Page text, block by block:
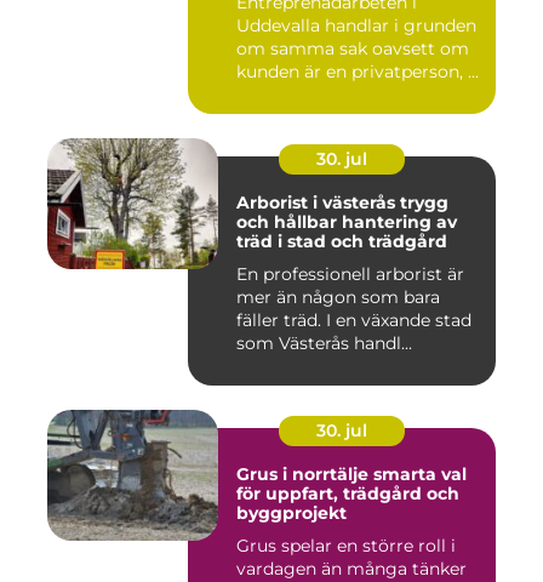
Uddevalla handlar i grunden
om samma sak oavsett om
kunden är en privatperson, ...
30. jul
Arborist i västerås trygg
och hållbar hantering av
träd i stad och trädgård
En professionell arborist är
mer än någon som bara
fäller träd. I en växande stad
som Västerås handl...
30. jul
Grus i norrtälje smarta val
för uppfart, trädgård och
byggprojekt
Grus spelar en större roll i
vardagen än många tänker